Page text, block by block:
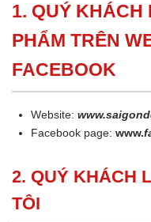
1. QUÝ KHÁCH
PHẨM TRÊN
FACEBOOK
Website:
Facebook page:www.
2. QUÝ KHÁCH
TÔI